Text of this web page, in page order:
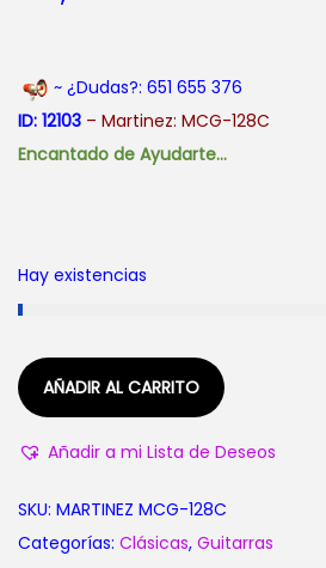
~ ¿Dudas?: 651 655 376
ID: 12103 – Martinez: MCG-128C
Encantado de Ayudarte…
Hay existencias
AÑADIR AL CARRITO
Añadir a mi Lista de Deseos
SKU: MARTINEZ MCG-128C
Categorías: Clásicas, Guitarras